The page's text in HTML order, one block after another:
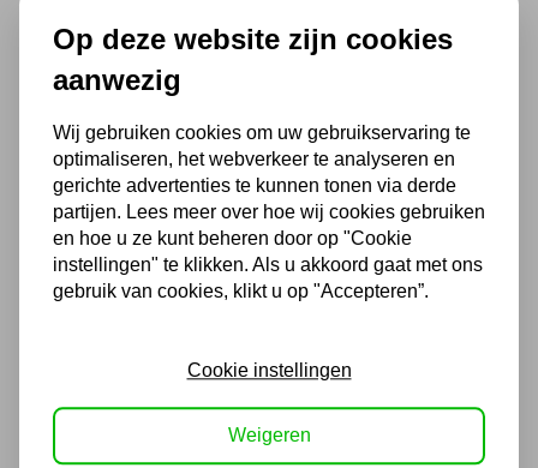
Twents familiebedrijf sinds 1992 !
Ook handig
Blindklinknagel
aluminium/staal 4,8 mm 10 -
12 mm 500st. doos
74,10
aluminium/staal 4,8 mm 15 -
20 mm 250st. doos
Op deze website zijn cookies
aanwezig
Wij gebruiken cookies om uw gebruikservaring te
optimaliseren, het webverkeer te analyseren en
gerichte advertenties te kunnen tonen via derde
partijen. Lees meer over hoe wij cookies gebruiken
en hoe u ze kunt beheren door op "Cookie
instellingen" te klikken. Als u akkoord gaat met ons
gebruik van cookies, klikt u op "Accepteren”.
Cookie instellingen
Weigeren